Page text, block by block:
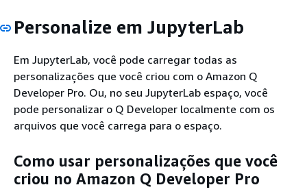
Personalize em JupyterLab
Em JupyterLab, você pode carregar todas as
personalizações que você criou com o Amazon Q
Developer Pro. Ou, no seu JupyterLab espaço, você
pode personalizar o Q Developer localmente com os
arquivos que você carrega para o espaço.
Como usar personalizações que você
criou no Amazon Q Developer Pro